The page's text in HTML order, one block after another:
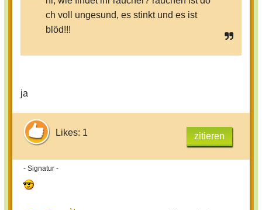
ch voll ungesund, es stinkt und es ist
blöd!!!
ja
Likes: 1 zitieren
- Signatur -